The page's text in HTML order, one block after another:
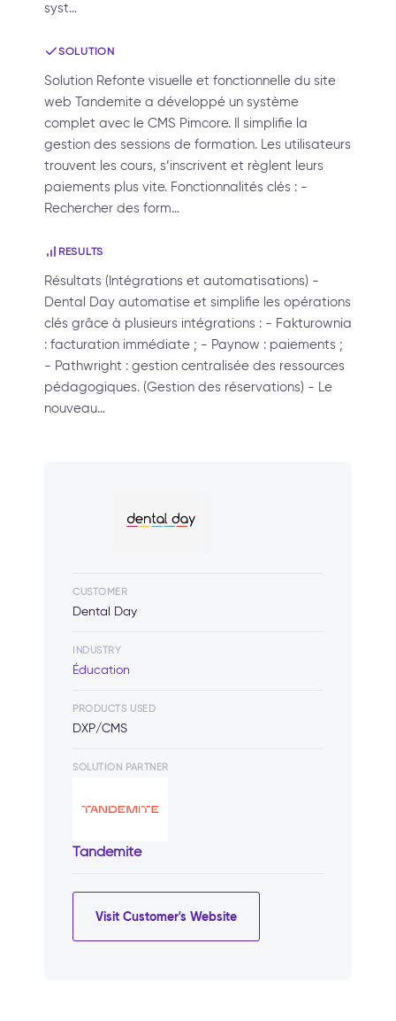
syst…
SOLUTION
Solution Refonte visuelle et fonctionnelle du site
web Tandemite a développé un système
complet avec le CMS Pimcore. Il simplifie la
gestion des sessions de formation. Les utilisateurs
trouvent les cours, s’inscrivent et règlent leurs
paiements plus vite. Fonctionnalités clés : -
Rechercher des form…
RESULTS
Résultats (Intégrations et automatisations) -
Dental Day automatise et simplifie les opérations
clés grâce à plusieurs intégrations : - Fakturownia
: facturation immédiate ; - Paynow : paiements ;
- Pathwright : gestion centralisée des ressources
pédagogiques. (Gestion des réservations) - Le
nouveau…
CUSTOMER
Dental Day
INDUSTRY
Éducation
PRODUCTS USED
DXP/CMS
SOLUTION PARTNER
Tandemite
Visit Customer's Website